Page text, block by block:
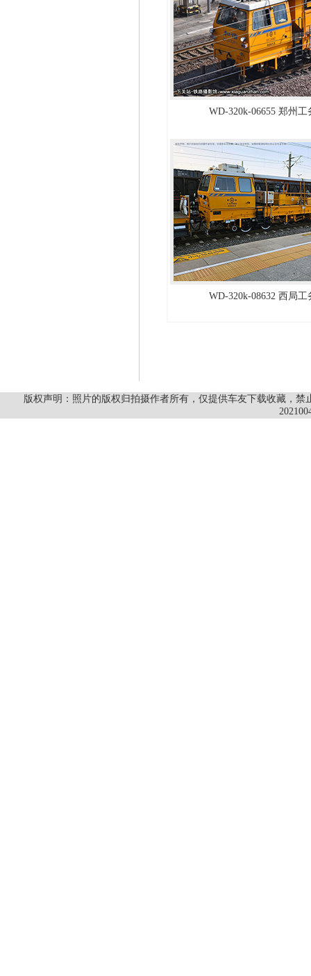
WD-320k-06655 郑州工
WD-320k-08632 西局工
版权声明：照片的版权归拍摄作者所有，仅提供车友下载收藏，